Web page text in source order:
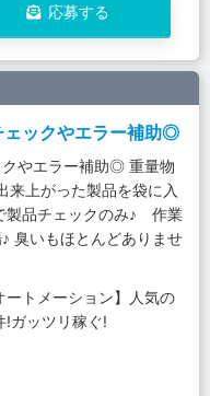
応募する
ェックやエラー補助◎
クやエラー補助◎ 重量物
上がった製品を袋に入
製品チェックのみ♪ 作業
臭いもほとんどありませ
ートメーション】人気の
!ガッツリ稼ぐ!